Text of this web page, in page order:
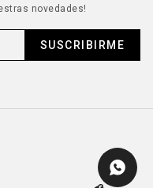
novedades!
SUSCRIBIRME